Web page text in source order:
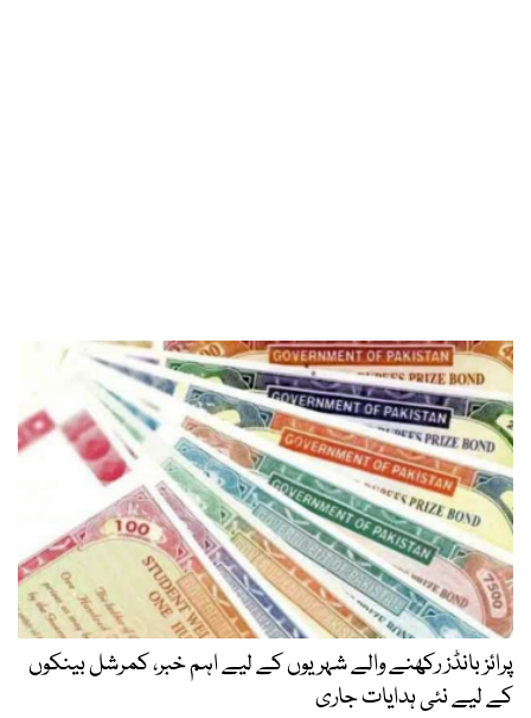
پرائز بانڈز رکھنے والے شہریوں کے لیے اہم خبر، کمرشل بینکوں
کے لیے نئی ہدایات جاری